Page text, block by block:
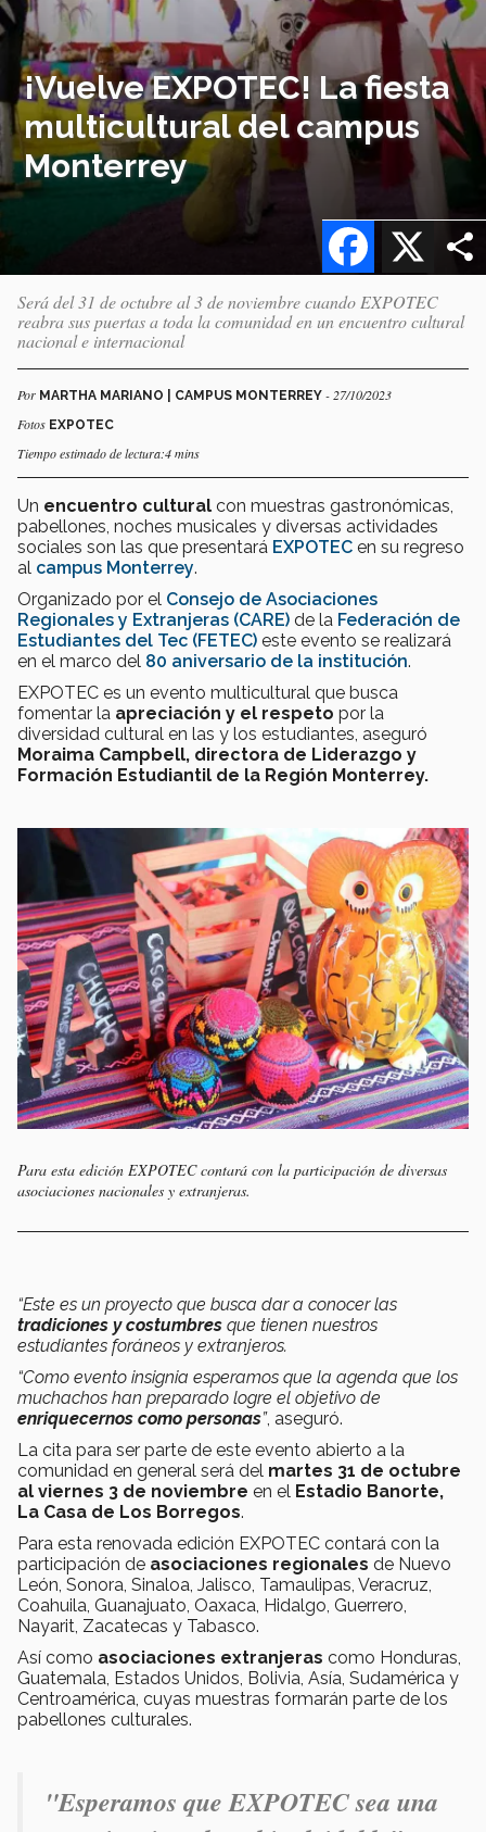
¡Vuelve EXPOTEC! La fiesta
multicultural del campus
Monterrey
X
Facebook
Será del 31 de octubre al 3 de noviembre cuando EXPOTEC
reabra sus puertas a toda la comunidad en un encuentro cultural
nacional e internacional
Por MARTHA MARIANO | CAMPUS MONTERREY - 27/10/2023
Fotos EXPOTEC
Tiempo estimado de lectura:4 mins
Un encuentro cultural con muestras gastronómicas,
pabellones, noches musicales y diversas actividades
sociales son las que presentará EXPOTEC en su regreso
al campus Monterrey.
Organizado por el Consejo de Asociaciones
Regionales y Extranjeras (CARE) de la Federación de
Estudiantes del Tec (FETEC) este evento se realizará
en el marco del 80 aniversario de la institución.
EXPOTEC es un evento multicultural que busca
fomentar la apreciación y el respeto por la
diversidad cultural en las y los estudiantes, aseguró
Moraima Campbell, directora de Liderazgo y
Formación Estudiantil de la Región Monterrey.
Para esta edición EXPOTEC contará con la participación de diversas
asociaciones nacionales y extranjeras.
“Este es un proyecto que busca dar a conocer las
tradiciones y costumbres que tienen nuestros
estudiantes foráneos y extranjeros.
“Como evento insignia esperamos que la agenda que los
muchachos han preparado logre el objetivo de
enriquecernos como personas”, aseguró.
La cita para ser parte de este evento abierto a la
comunidad en general será del martes 31 de octubre
al viernes 3 de noviembre en el Estadio Banorte,
La Casa de Los Borregos.
Para esta renovada edición EXPOTEC contará con la
participación de asociaciones regionales de Nuevo
León, Sonora, Sinaloa, Jalisco, Tamaulipas, Veracruz,
Coahuila, Guanajuato, Oaxaca, Hidalgo, Guerrero,
Nayarit, Zacatecas y Tabasco.
Así como asociaciones extranjeras como Honduras,
Guatemala, Estados Unidos, Bolivia, Asía, Sudamérica y
Centroamérica, cuyas muestras formarán parte de los
pabellones culturales.
"Esperamos que EXPOTEC sea una